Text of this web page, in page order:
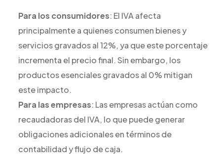
Para los consumidores: El IVA afecta
principalmente a quienes consumen bienes y
servicios gravados al 12%, ya que este porcentaje
incrementa el precio final. Sin embargo, los
productos esenciales gravados al 0% mitigan
este impacto.
Para las empresas: Las empresas actúan como
recaudadoras del IVA, lo que puede generar
obligaciones adicionales en términos de
contabilidad y flujo de caja.